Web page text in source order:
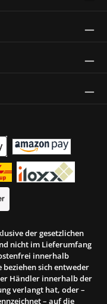
der gesetzlichen
nicht im Lieferumfang
innerhalb
beziehen sich entweder
Händler innerhalb der
verlangt hat, oder –
– auf die